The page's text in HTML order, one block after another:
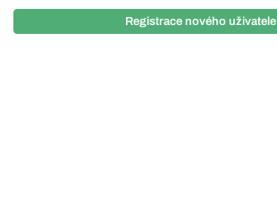
Registrace nového uživatele